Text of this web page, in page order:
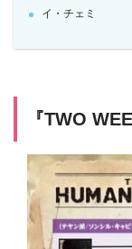
イ・チェミ
『TWO